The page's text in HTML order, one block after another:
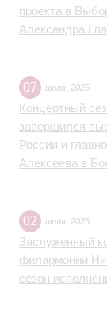
проекта в
Александра
07 июля 2025
Концертный
завершился
России и
Алексеева в
02 июля 2025
Заслуженный
филармонии
сезон